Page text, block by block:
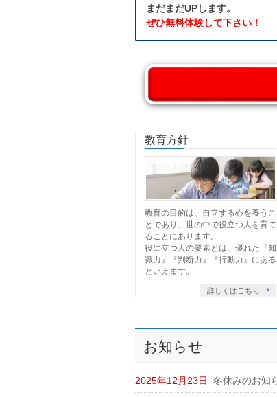
まだまだUPします。
ぜひ無料体験して下さい！
教育方針
教育の目的は、自立する心を養うこ
とであり、世の中で役立つ人を育て
ることにあります。
役に立つ人の要素とは、優れた『知
識力』『判断力』『行動力』にある
といえます。
詳しくはこちら
お知らせ
2025年12月23日 冬休みのお知